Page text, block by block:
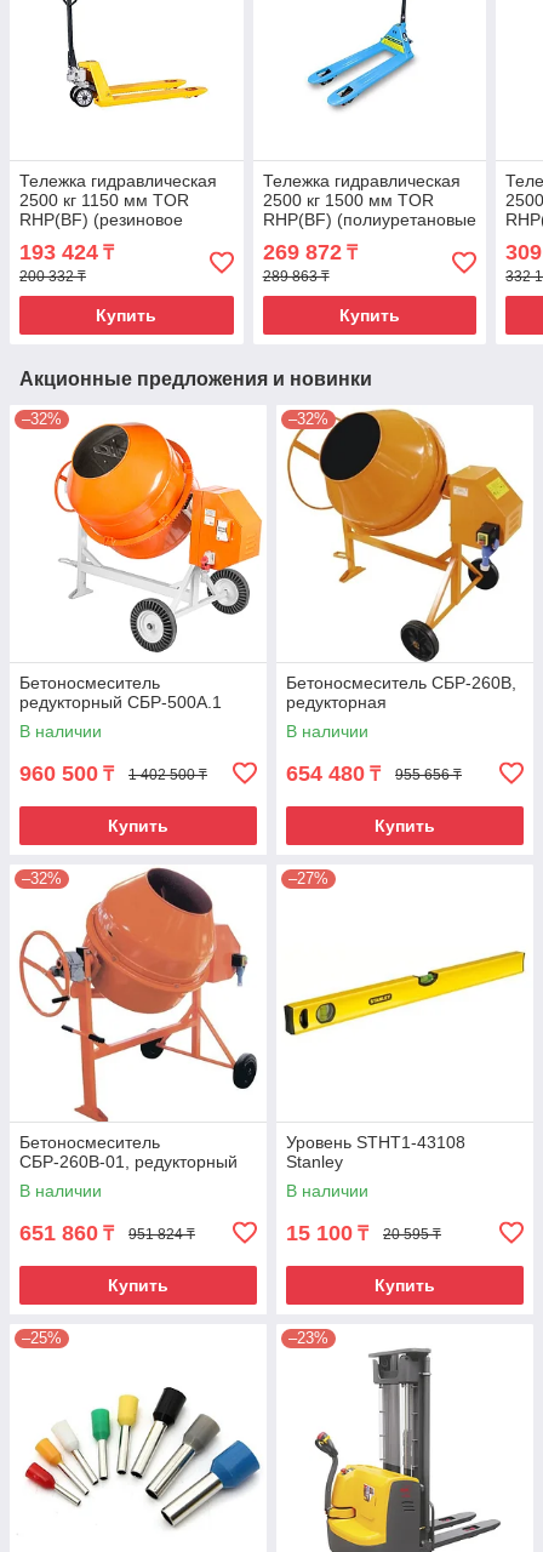
Тележка гидравлическая
2500 кг 1150 мм TOR
RHP(BF) (резиновое
193 424 ₸
200 332 ₸
Купить
Тележка гидравлическая
2500 кг 1500 мм TOR
RHP(BF) (полиуретановые
269 872₸
289 863 ₸
Купить
332
Акционные предложения и новинки
–32%
Бетоносмеситель
редукторный СБР-500А.1
В наличии
960 500 ₸ 1 402 500 ₸
Купить
–32%
Бетоносмеситель СБР-260В,
редукторная
В наличии
654 480 ₸ 955 656 ₸
Купить
–32%
Бетоносмеситель
СБР-260В-01, редукторный
В наличии
651 860 ₸ 951 824 ₸
Купить
–27%
Уровень STHT1-43108
Stanley
В наличии
15 100 ₸ 20 595 ₸
Купить
–25% –23%